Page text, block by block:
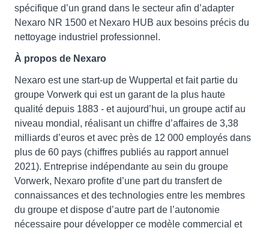
spécifique d’un grand dans le secteur afin d’adapter
Nexaro NR 1500 et Nexaro HUB aux besoins précis du
nettoyage industriel professionnel.
À propos de Nexaro
Nexaro est une start-up de Wuppertal et fait partie du
groupe Vorwerk qui est un garant de la plus haute
qualité depuis 1883 - et aujourd’hui, un groupe actif au
niveau mondial, réalisant un chiffre d’affaires de 3,38
milliards d’euros et avec près de 12 000 employés dans
plus de 60 pays (chiffres publiés au rapport annuel
2021). Entreprise indépendante au sein du groupe
Vorwerk, Nexaro profite d’une part du transfert de
connaissances et des technologies entre les membres
du groupe et dispose d’autre part de l’autonomie
nécessaire pour développer ce modèle commercial et